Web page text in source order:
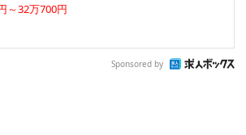
～32万700円
Sponsored by